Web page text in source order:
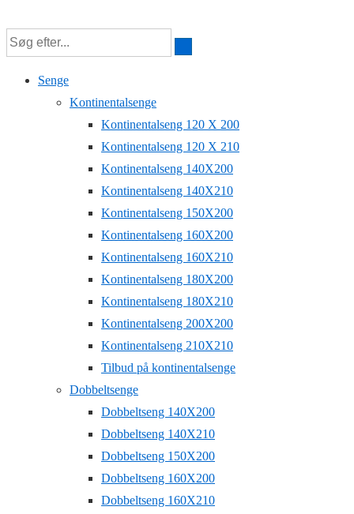
Hop
til
hovedindhold
Senge
Kontinentalsenge
Kontinentalseng 120 X 200
Kontinentalseng 120 X 210
Kontinentalseng 140X200
Kontinentalseng 140X210
Kontinentalseng 150X200
Kontinentalseng 160X200
Kontinentalseng 160X210
Kontinentalseng 180X200
Kontinentalseng 180X210
Kontinentalseng 200X200
Kontinentalseng 210X210
Tilbud på kontinentalsenge
Dobbeltsenge
Dobbeltseng 140X200
Dobbeltseng 140X210
Dobbeltseng 150X200
Dobbeltseng 160X200
Dobbeltseng 160X210